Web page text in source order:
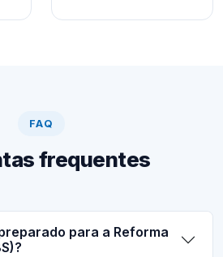
FAQ
frequentes
para a Reforma